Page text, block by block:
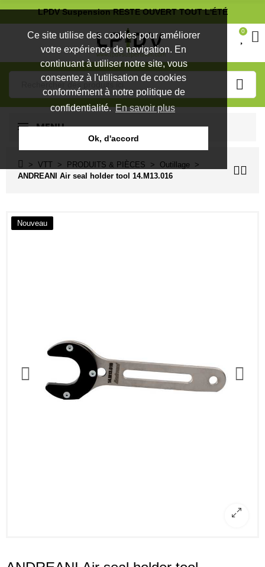
Ce site utilise des cookies pour améliorer
votre expérience de navigation. En
continuant à utiliser notre site, vous
consentez à l'utilisation de cookies
conformément à notre politique de
confidentialité.En savoir plus
Ok, d'accord
LPDV Suspension RESTE OUVERT TOUT L'ÉTÉ
0
MENU
VTT PRODUITS & PIÈCES
Outillage
ANDREANI Air seal holder tool 14.M13.016
Nouveau